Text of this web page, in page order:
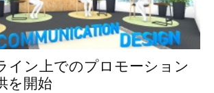
イン上でのプロモーション
を開始